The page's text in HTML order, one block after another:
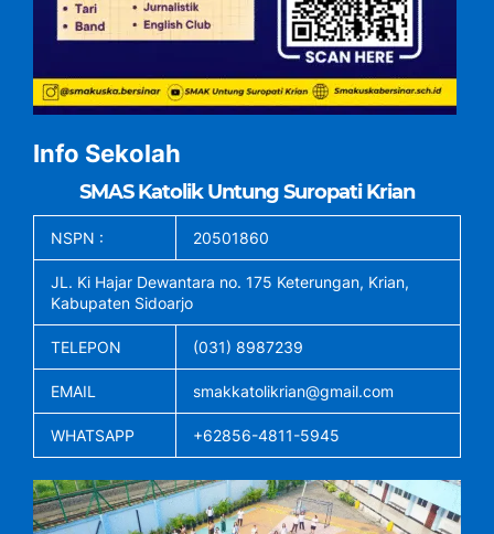
Info Sekolah
SMAS Katolik Untung Suropati Krian
NSPN : 20501860
JL. Ki Hajar Dewantara no. 175 Keterungan, Krian,
Kabupaten Sidoarjo
TELEPON (031) 8987239
EMAIL smakkatolikrian@gmail.com
WHATSAPP +62856-4811-5945